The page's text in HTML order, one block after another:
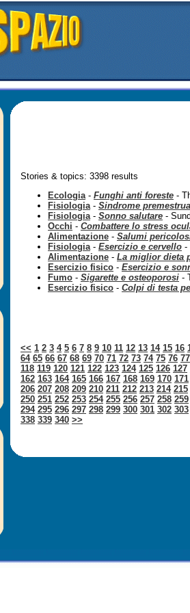
Stories & topics: 3398 results
Ecologia- Funghi anti foreste -
Fisiologia- Sindrome
Fisiologia- Sonno salutare -
Occhi - Combattere lo stress
Alimentazione - Salumi
Fisiologia- Esercizio e cervello -
Alimentazione - La miglior dieta
Esercizio fisico - Esercizio e
Fumo - Sigarette e osteoporosi -
Esercizio fisico - Colpi di testa
<< 1 2 3 4 5 6 7 8 9 10 11 12 13 14 15 16
64 65 66 67 68 69 70 71 72 73 74 75 76 77
118 119 120 121 122 123 124 125 126 127
162 163 164 165 166 167 168 169 170 171
206 207 208 209 210 211 212 213 214 215
250 251 252 253 254 255 256 257 258 259
294 295 296 297 298 299 300 301 302 303
338 339 340 >>